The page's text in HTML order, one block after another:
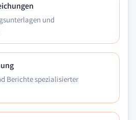
und
Berichte spezialisierter